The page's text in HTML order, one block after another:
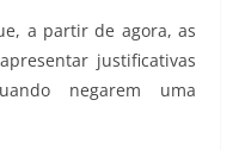
a partir de agora, as
justificativas
negarem uma